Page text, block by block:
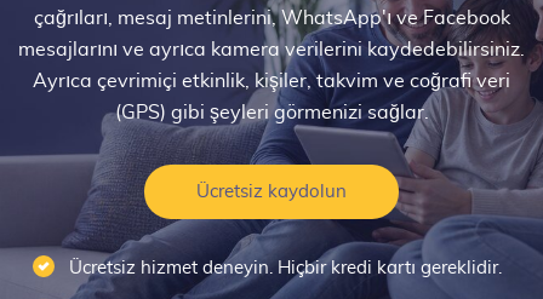
çağrıları, mesaj metinlerini, WhatsApp'ı ve Facebook
mesajlarını ve ayrıca kamera verilerini kaydedebilirsiniz.
Ayrıca çevrimiçi etkinlik, kişiler, takvim ve coğrafi veri
(GPS) gibi şeyleri görmenizi sağlar.
Ücretsiz kaydolun
Ücretsiz hizmet deneyin. Hiçbir kredi kartı gereklidir.